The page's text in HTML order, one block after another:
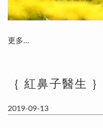
更多...
｛ 紅鼻子醫生 ｝
2019-09-13